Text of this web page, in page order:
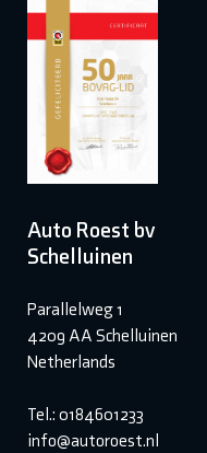
Auto Roest bv
Schelluinen
Parallelweg 1
4209 AA Schelluinen
Netherlands
Tel.: 0184601233
info@autoroest.nl